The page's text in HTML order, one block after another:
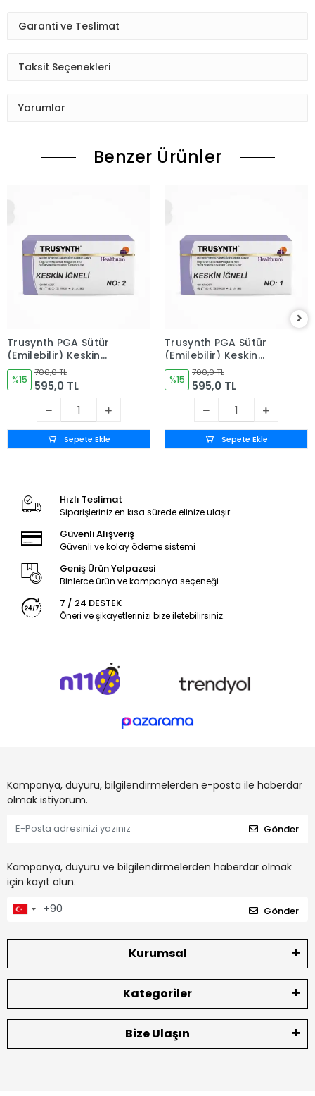
Garanti ve Teslimat
Taksit Seçenekleri
Yorumlar
Benzer Ürünler
Trusynth PGA Sütür
(Emilebilir) Keskin
İğneli 12'li Kutu No: 2
%15
700,0 TL
595,0 TL
Sepete Ekle
Trusynth PGA Sütür
(Emilebilir) Keskin
İğneli 12'li Kutu No: 1
%15
700,0 TL
595,0 TL
Sepete Ekle
Hızlı Teslimat
Siparişleriniz en kısa sürede elinize ulaşır.
Güvenli Alışveriş
Güvenli ve kolay ödeme sistemi
Geniş Ürün Yelpazesi
Binlerce ürün ve kampanya seçeneği
7 / 24 DESTEK
Öneri ve şikayetlerinizi bize iletebilirsiniz.
Kampanya, duyuru, bilgilendirmelerden e-posta ile haberdar
olmak istiyorum.
Gönder
Kampanya, duyuru ve bilgilendirmelerden haberdar olmak
için kayıt olun.
Gönder
Kurumsal
Kategoriler
Bize Ulaşın